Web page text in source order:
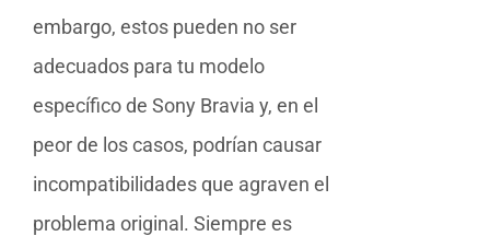
embargo, estos pueden no ser
adecuados para tu modelo
específico de Sony Bravia y, en el
peor de los casos, podrían causar
incompatibilidades que agraven el
problema original. Siempre es